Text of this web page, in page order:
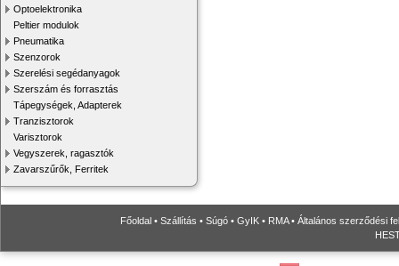
Optoelektronika
Peltier modulok
Pneumatika
Szenzorok
Szerelési segédanyagok
Szerszám és forrasztás
Tápegységek, Adapterek
Tranzisztorok
Varisztorok
Vegyszerek, ragasztók
Zavarszűrők, Ferritek
Főoldal • Szállítás • Súgó • GyIK • RMA• Általános szerződési